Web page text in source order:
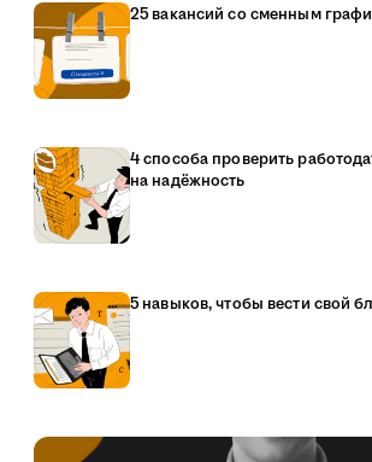
25 вакансий со сменным
4 способа проверить
на надёжность
5 навыков, чтобы вести свой